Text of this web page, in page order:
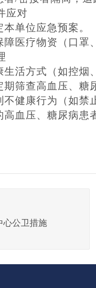
应对
单位应急预案。
障医疗物资（口罩
生活方式（如控烟
期筛查高血压、
不健康行为（如禁
高血压、糖尿病患
心公卫措施